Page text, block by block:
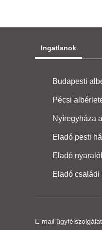
Ingatlanok
Budapesti
Pécsi
Nyíregyháza
Eladó pesti
Eladó
Eladó családi
E-mail